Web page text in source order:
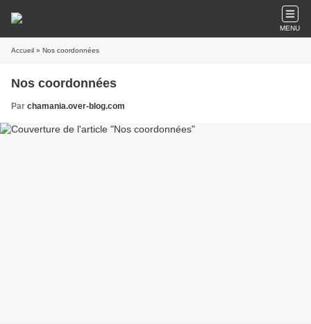
MENU
Accueil » Nos coordonnées
Nos coordonnées
Par chamania.over-blog.com